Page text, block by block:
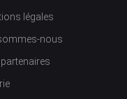
légales
nous